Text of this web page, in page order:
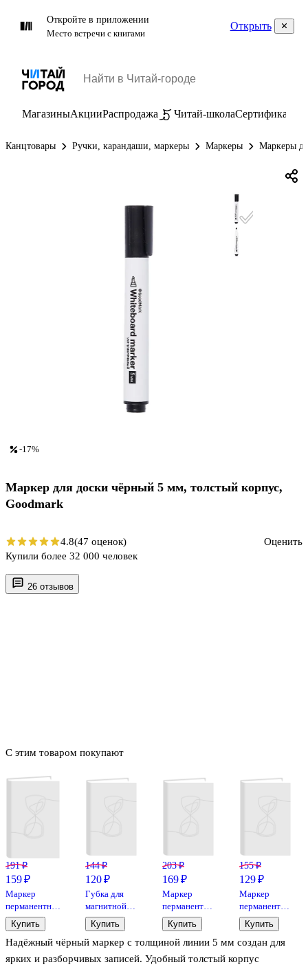
Откройте в приложении
Место встречи с книгами
Открыть
МагазиныАкцииРаспродажа Читай-школаСертификаты
Канцтовары Ручки, карандаши, маркеры Маркеры Маркеры
26 отзывов
Надёжный чёрный маркер с толщиной линии 5 мм создан для
ярких и разборчивых записей. Удобный толстый корпус
С этим товаром покупают
191 ₽
159 ₽
Маркер
перманентный
чёрный,
двухсторонний,
GoodMark
Купить
144 ₽
120 ₽
Губка для
магнитной
доски,
GoodMark, в
ассортименте
Купить
203 ₽
169 ₽
Маркер
перманентный
чёрный 4
мм/2 мм,
двусторонний,
GoodMark
Купить
155 ₽
129 ₽
Маркер
перманентный
красный 2,5
мм,
GoodMark
Купить
-17%
Маркер для доски чёрный 5 мм, толстый корпус,
Goodmark
4.8(47 оценок)
Оценить
Купили более 32 000 человек